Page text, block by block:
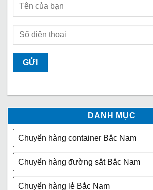
DANH MỤC
Chuyển hàng container Bắc Nam
Chuyển hàng đường sắt Bắc Nam
Chuyển hàng lẻ Bắc Nam